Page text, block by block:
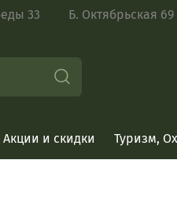
33 Б. Октябрьская 69
Акции и скидки Туризм,